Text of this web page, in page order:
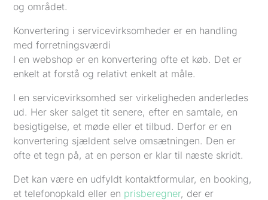
og området.
Konvertering i servicevirksomheder er en handling
med forretningsværdi
I en webshop er en konvertering ofte et køb. Det er
enkelt at forstå og relativt enkelt at måle.
I en servicevirksomhed ser virkeligheden anderledes
ud. Her sker salget tit senere, efter en samtale, en
besigtigelse, et møde eller et tilbud. Derfor er en
konvertering sjældent selve omsætningen. Den er
ofte et tegn på, at en person er klar til næste skridt.
Det kan være en udfyldt kontaktformular, en booking,
et telefonopkald eller en prisberegner, der er